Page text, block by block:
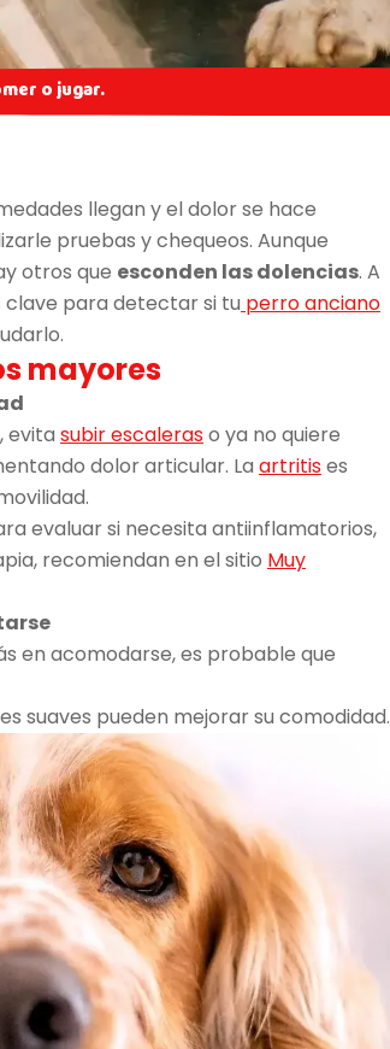
o jugar.
llegan y el dolor se hace
pruebas y chequeos. Aunque
otros que esconden las dolencias. A
clave para detectar si tu perro anciano
mayores
evita subir escaleraso ya no quiere
dolor articular. La artritises
evaluar si necesita antiinflamatorios,
recomiendan en el sitio Muy
en acomodarse, es probable que
suaves pueden mejorar su comodidad.